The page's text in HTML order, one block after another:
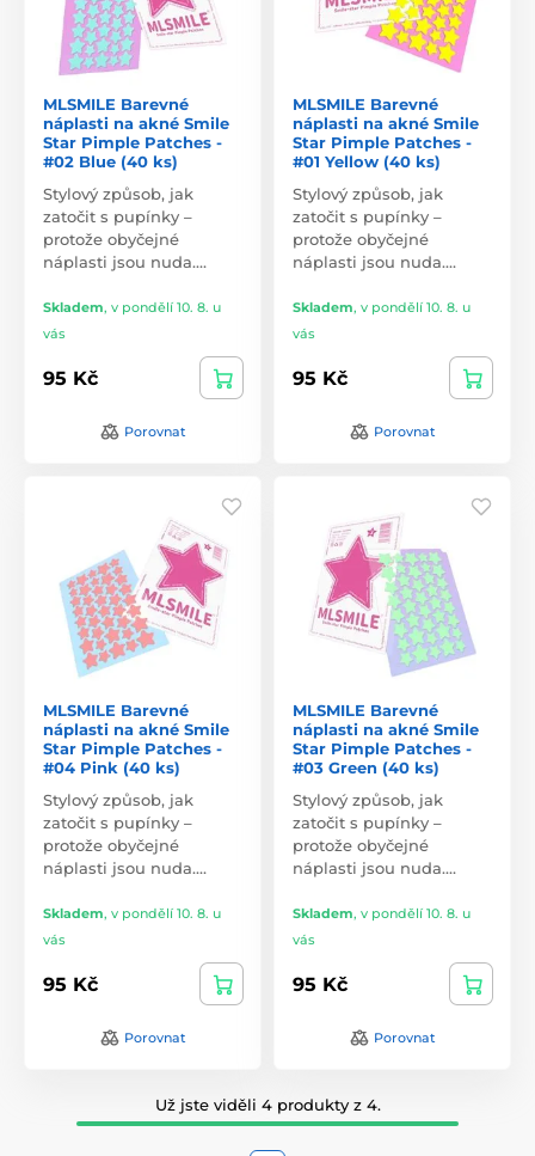
MLSMILE Barevné
náplasti na akné Smile
Star Pimple Patches -
#02 Blue (40 ks)
Stylový způsob, jak
zatočit s pupínky –
protože obyčejné
náplasti jsou nuda.…
Skladem, v pondělí 10. 8. u
vás
95 Kč
Porovnat
MLSMILE Barevné
náplasti na akné Smile
Star Pimple Patches -
#01 Yellow (40 ks)
Stylový způsob, jak
zatočit s pupínky –
protože obyčejné
náplasti jsou nuda.…
Skladem, v pondělí 10. 8. u
vás
95 Kč
Porovnat
MLSMILE Barevné
náplasti na akné Smile
Star Pimple Patches -
#04 Pink (40 ks)
Stylový způsob, jak
zatočit s pupínky –
protože obyčejné
náplasti jsou nuda.…
Skladem, v pondělí 10. 8. u
vás
95 Kč
Porovnat
MLSMILE Barevné
náplasti na akné Smile
Star Pimple Patches -
#03 Green (40 ks)
Stylový způsob, jak
zatočit s pupínky –
protože obyčejné
náplasti jsou nuda.…
Skladem, v pondělí 10. 8. u
vás
95 Kč
Porovnat
Už jste viděli 4 produkty z 4.